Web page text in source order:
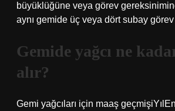
büyüklüğüne veya görev
aynı gemide üç veya dört subay
Gemide yağcı ne
alır?
Gemi yağcıları için maaş